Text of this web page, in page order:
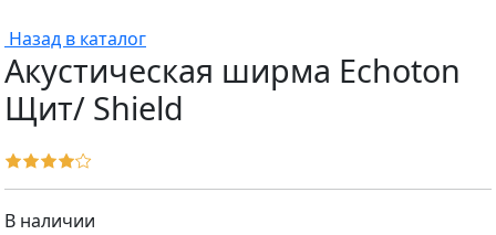
Назад в каталог
Акустическая ширма Echoton
Щит/ Shield
В наличии